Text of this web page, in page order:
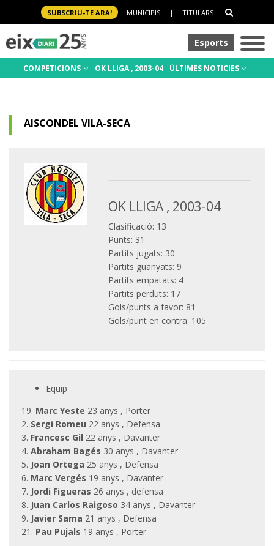
SUBSCRIU-TE ARA! MUNICIPIS | TITULARS
Esports
COMPETICIONS OK LLIGA , 2003-04 ÚLTIMES NOTICIES
AISCONDEL VILA-SECA
OK LLIGA , 2003-04
Clasificació: 13
Punts: 31
Partits jugats: 30
Partits guanyats: 9
Partits empatats: 4
Partits perduts: 17
Gols/punts a favor: 81
Gols/punt en contra: 105
Equip
19. Marc Yeste 23 anys , Porter
2. Sergi Romeu 22 anys , Defensa
3. Francesc Gil 22 anys , Davanter
4. Abraham Bagés 30 anys , Davanter
5. Joan Ortega 25 anys , Defensa
6. Marc Vergés 19 anys , Davanter
7. Jordi Figueras 26 anys , defensa
8. Juan Carlos Raigoso 34 anys , Davanter
9. Javier Sama 21 anys , Defensa
21. Pau Pujals 19 anys , Porter